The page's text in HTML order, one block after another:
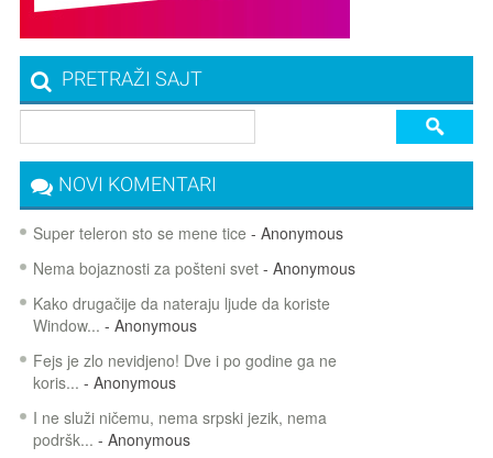
PRETRAŽI SAJT
NOVI KOMENTARI
Super teleron sto se mene tice - Anonymous
Nema bojaznosti za pošteni svet- Anonymous
Kako drugačije da nateraju ljude da koriste
Window... - Anonymous
Fejs je zlo nevidjeno! Dve i po godine ga ne
koris... - Anonymous
I ne služi ničemu, nema srpski jezik, nema
podršk... - Anonymous